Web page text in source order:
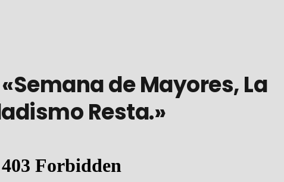
de Mayores, La
Resta.»